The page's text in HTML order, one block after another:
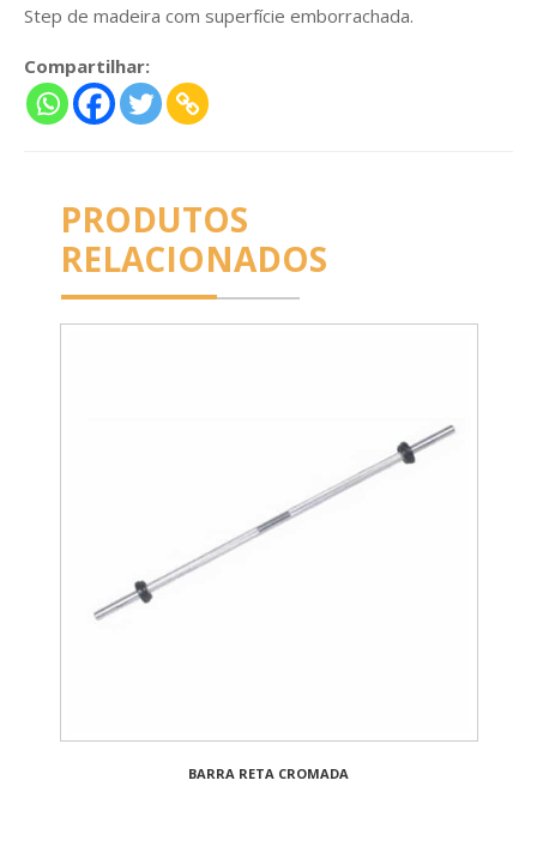
Step de madeira com superfície emborrachada.
Compartilhar:
PRODUTOS
RELACIONADOS
BARRA RETA CROMADA